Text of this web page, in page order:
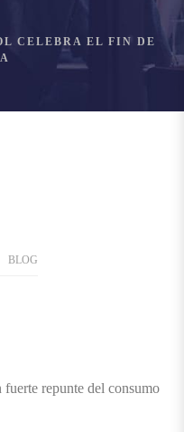
CELEBRA EL FIN DE
BLOG
repunte del consumo